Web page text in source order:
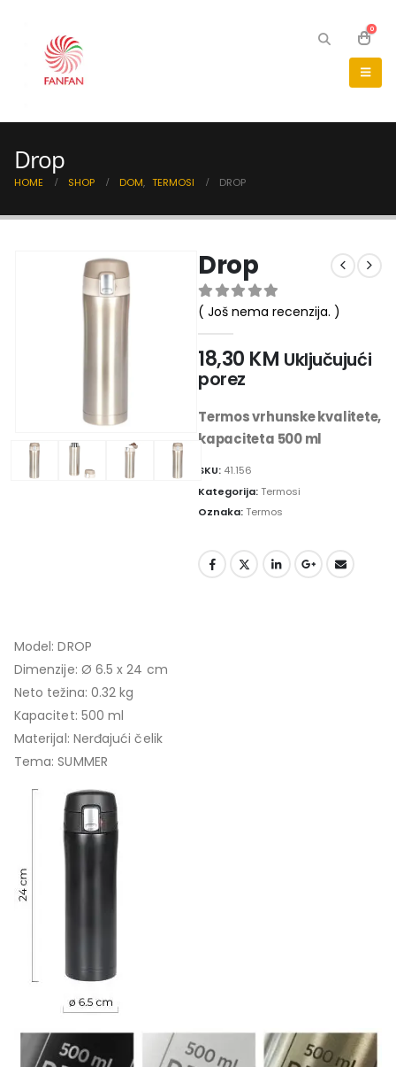
0
Drop
HOME SHOP DOM, TERMOSI DROP
Drop
0 out of 5
( Još nema recenzija. )
18,30 KM Uključujući
porez
Termos vrhunske kvalitete,
kapaciteta 500 ml
SKU: 41.156
Kategorija:Termosi
Oznaka:Termos
Model: DROP
Dimenzije: Ø 6.5 x 24 cm
Neto težina: 0.32 kg
Kapacitet: 500 ml
Materijal: Nerđajući čelik
Tema: SUMMER